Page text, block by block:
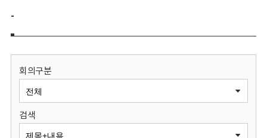
보
원
-
회의구분
검색